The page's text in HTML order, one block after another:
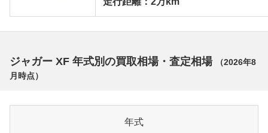
ジャガー XF 年式別の買取相場・査定相場 （2026年8
月 時点）
年式